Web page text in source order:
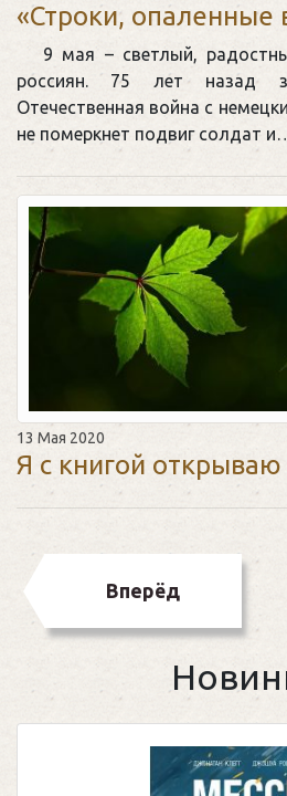
«Строки, опаленные
9 мая – светлый,
россиян. 75 лет назад
Отечественная война с
не померкнет подвиг солдат
13 Мая 2020
Я с книгой
Вперёд